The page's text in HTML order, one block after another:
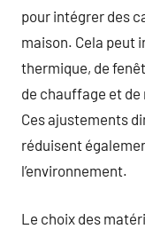
pour intégrer des
maison. Cela peut
thermique, de
de chauffage et
Ces ajustements
réduisent
l’environnement.
Le choix des